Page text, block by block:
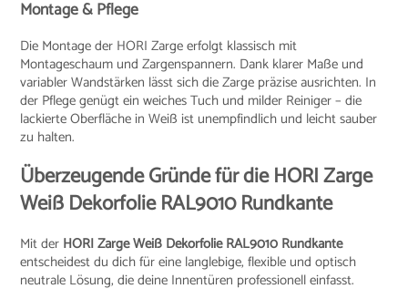
Montage & Pflege
Die Montage der HORI Zarge erfolgt klassisch mit
Montageschaum und Zargenspannern. Dank klarer Maße und
variabler Wandstärken lässt sich die Zarge präzise ausrichten. In
der Pflege genügt ein weiches Tuch und milder Reiniger – die
lackierte Oberfläche in Weiß ist unempfindlich und leicht sauber
zu halten.
Überzeugende Gründe für die HORI Zarge
Weiß Dekorfolie RAL9010 Rundkante
Mit der HORI Zarge Weiß Dekorfolie RAL9010 Rundkante
entscheidest du dich für eine langlebige, flexible und optisch
neutrale Lösung, die deine Innentüren professionell einfasst.